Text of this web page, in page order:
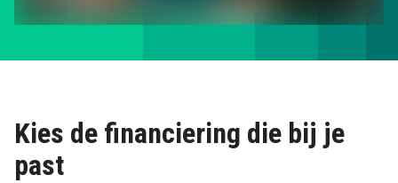
Kies de financiering die bij je
past